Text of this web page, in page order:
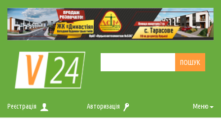
Реєстрація Авторизація Меню